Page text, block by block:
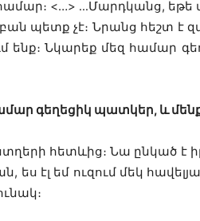
<…> ․․․Մարդկանց,
պետք չէ։ Նրանց հեշտ է
ենք։ Նկարեք մեզ համար
գեղեցիկ պատկեր, և
հետևից։ Նա ընկած է
էլ եմ ուզում մեկ